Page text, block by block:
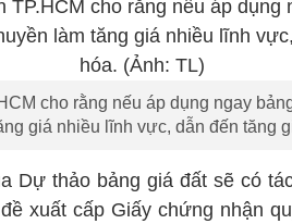
cho rằng nếu áp dụng ngay
giá nhiều lĩnh vực, dẫn đến tăng
Dự thảo bảng giá đất sẽ có
xuất cấp Giấy chứng nhận